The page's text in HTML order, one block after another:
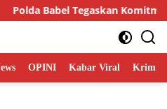
Hukum dalam Perkara 53
OPINI Kabar Viral